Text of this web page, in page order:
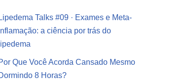
Lipedema Talks #09 · Exames e Meta-
a ciência por trás do
lipedema
Que Você Acorda Cansado Mesmo
8 Horas?